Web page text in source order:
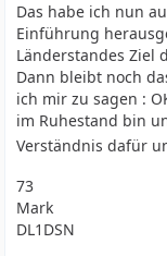
Das habe ich nun
Einführung
Länderstandes Ziel
Dann bleibt noch
ich mir zu sagen :
im Ruhestand bin
Verständnis dafür
73
Mark
DL1DSN